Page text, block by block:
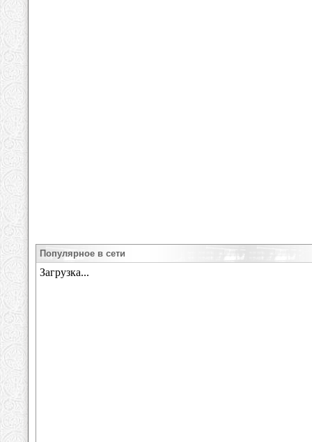
Популярное в сети